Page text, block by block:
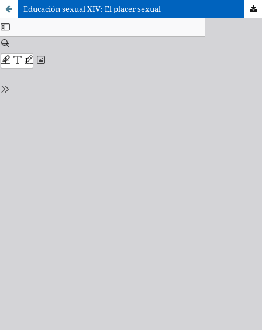
Educación sexual XIV: El placer sexual